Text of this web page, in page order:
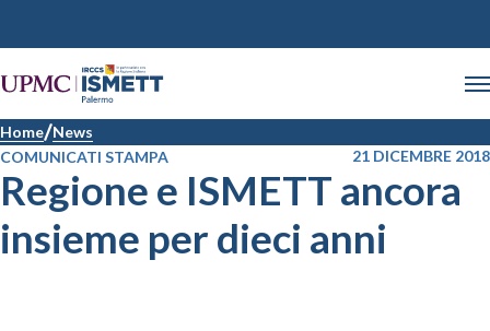
Home News
COMUNICATI STAMPA
21 DICEMBRE 2018
Regione e ISMETT ancora
insieme per dieci anni